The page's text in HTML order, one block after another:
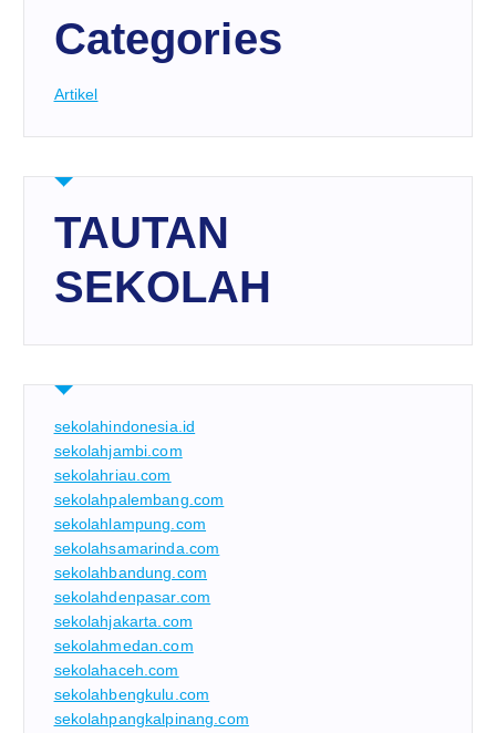
Categories
Artikel
TAUTAN
SEKOLAH
sekolahindonesia.id
sekolahjambi.com
sekolahriau.com
sekolahpalembang.com
sekolahlampung.com
sekolahsamarinda.com
sekolahbandung.com
sekolahdenpasar.com
sekolahjakarta.com
sekolahmedan.com
sekolahaceh.com
sekolahbengkulu.com
sekolahpangkalpinang.com